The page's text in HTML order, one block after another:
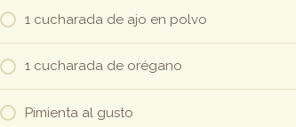
1 cucharada de ajo en polvo
1 cucharada de orégano
Pimienta al gusto